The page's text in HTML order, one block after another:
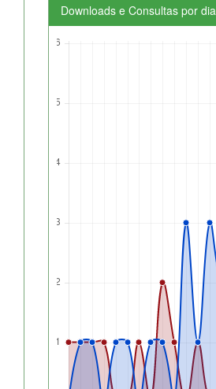
Downloads e Consultas por dia